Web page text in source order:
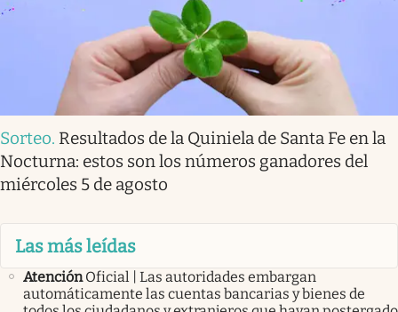
Sorteo. Resultados de la Quiniela de Santa Fe en la
Nocturna: estos son los números ganadores del
miércoles 5 de agosto
Las más leídas
Atención Oficial | Las autoridades embargan
automáticamente las cuentas bancarias y bienes de